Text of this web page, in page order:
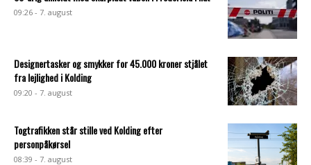
09:26 - 7. august
Designertasker og smykker for 45.000 kroner stjålet
fra lejlighed i Kolding
09:20 - 7. august
Togtrafikken står stille ved Kolding efter
personpåkørsel
08:39 - 7. august